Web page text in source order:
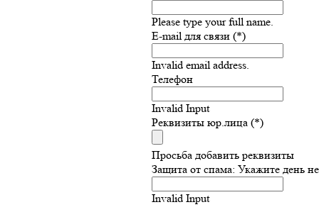
Please type your full name.
E-mail для связи (*)
Invalid email address.
Телефон
Invalid Input
Реквизиты юр.лица (*)
Просьба добавить реквизиты
Защита от спама: Укажите день
Invalid Input